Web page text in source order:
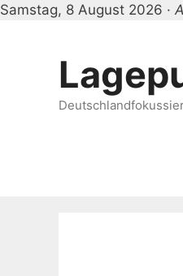
Samstag, 8 August 2026 ·